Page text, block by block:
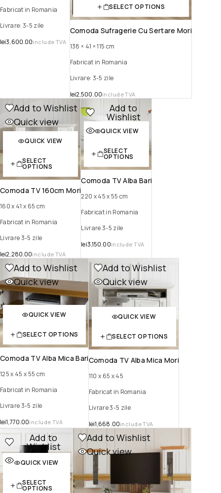
Fabricat in Romania
Livrare: 3-5 zile
lei3,600.00include TVA
SELECT OPTIONS
Comoda Sufragerie Cu Sertare Mori
138 × 41 × 115 cm
Fabricat in Romania
Livrare: 3-5 zile
lei2,500.00include TVA
Add to Wishlist
Quick view
QUICK VIEW
SELECT
OPTIONS
Comoda TV 160cm Mori
160 x 41 x 65 cm
Fabricat in Romania
Livrare 3-5 zile
lei2,280.00include TVA
Add to
Wishlist
Quick view
QUICK VIEW
SELECT
OPTIONS
Comoda TV Alba Bari
220 x 45 x 55 cm
Fabricat in Romania
Livrare 3-5 zile
lei3,150.00include TVA
Add to Wishlist
Quick view
QUICK VIEW
SELECT OPTIONS
Comoda TV Alba Mica Bari
125 x 45 x 55 cm
Fabricat in Romania
Livrare 3-5 zile
lei1,770.00include TVA
Add to Wishlist
Quick view
QUICK VIEW
SELECT OPTIONS
Comoda TV Alba Mica Mori
110 x 65 x 45
Fabricat in Romania
Livrare 3-5 zile
lei1,668.00include TVA
Add to
Wishlist
Quick view
QUICK VIEW
SELECT
OPTIONS
Add to Wishlist
Quick view